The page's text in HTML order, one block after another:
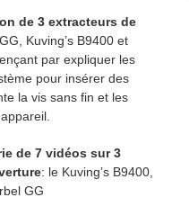
de 3 extracteurs de
Kuving’s B9400 et
par expliquer les
pour insérer des
la vis sans fin et les
de 7 vidéos sur 3
: le Kuving’s B9400,
GG